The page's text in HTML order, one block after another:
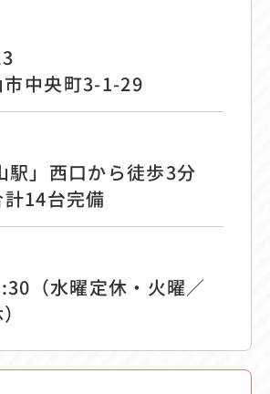
中央町3-1-29
駅」西口から徒歩3分
14台完備
（水曜定休・火曜／